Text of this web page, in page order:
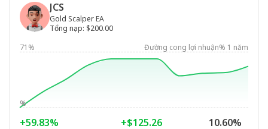
JCS
Gold Scalper EA
Tổng nạp: $200.00
71%
Đường cong lợi nhuận% 1 năm
%
+59.83% +$125.26 10.60%